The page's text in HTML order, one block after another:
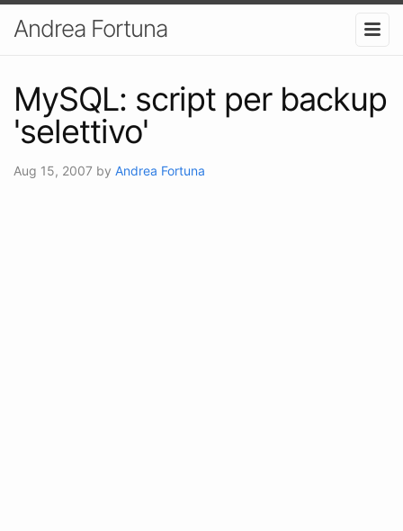
Andrea Fortuna
MySQL: script per backup
'selettivo'
Aug 15, 2007 by Andrea Fortuna